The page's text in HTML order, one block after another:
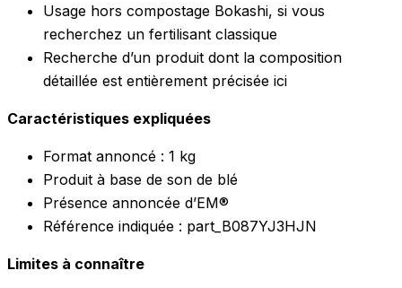
Usage hors compostage Bokashi, si vous
recherchez un fertilisant classique
Recherche d’un produit dont la composition
détaillée est entièrement précisée ici
Caractéristiques expliquées
Format annoncé : 1 kg
Produit à base de son de blé
Présence annoncée d’EM®
Référence indiquée : part_B087YJ3HJN
Limites à connaître